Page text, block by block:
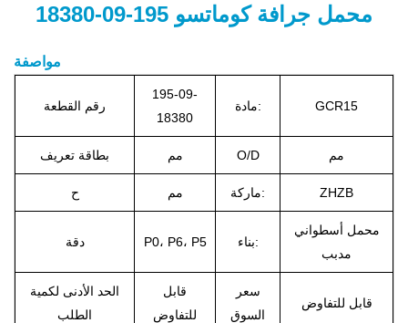
محمل جرافة كوماتسو 195-09-18380
مواصفة
رقم القطعة
195-09-
18380
مادة: GCR15
بطاقة تعريف مم O/D مم
ح مم ماركة: ZHZB
دقة P0، P6، P5 بناء:
محمل أسطواني
مدبب
الحد الأدنى لكمية
الطلب
قابل
للتفاوض
سعر
السوق
قابل للتفاوض